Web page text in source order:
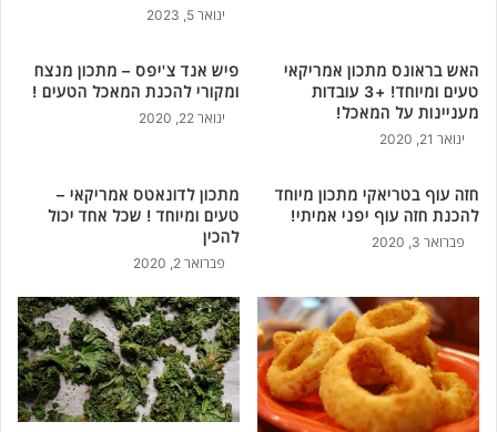
ינואר 5, 2023
האש בראונס מתכון אמריקאי
טעים ומיוחד! +3 עובדות
מעניינות על המאכל!
ינואר 21, 2020
פיש אנד צ'יפס – מתכון מנצח
ומקורי להכנת המאכל הטעים !
ינואר 22, 2020
חזה עוף בטריאקי מתכון מיוחד
להכנת חזה עוף יפני אמיתי!
פברואר 3, 2020
מתכון לדונאטס אמריקאי –
טעים ומיוחד ! שכל אחד יכול
להכין
פברואר 2, 2020